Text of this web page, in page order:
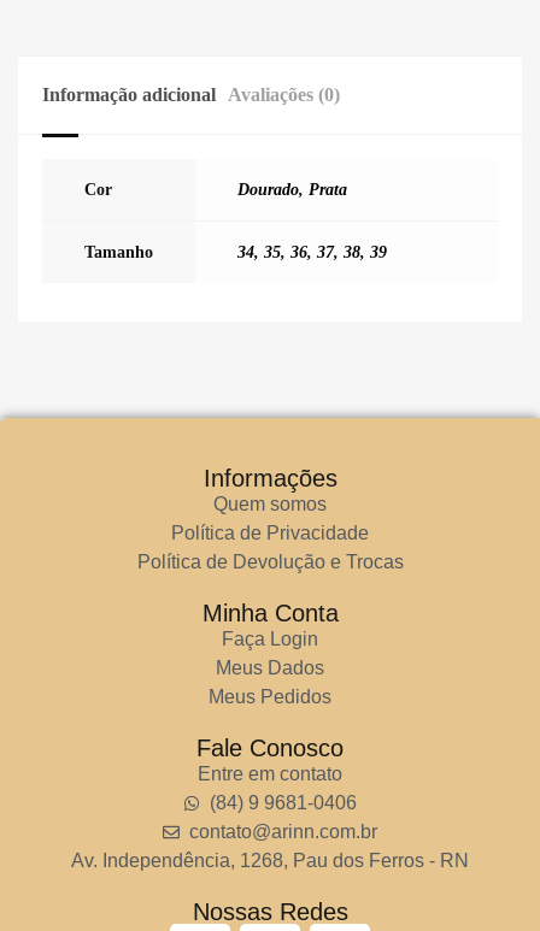
Informação adicional Avaliações (0)
Cor Dourado, Prata
Tamanho 34, 35, 36, 37, 38, 39
Informações
Quem somos
Política de Privacidade
Política de Devolução e Trocas
Minha Conta
Faça Login
Meus Dados
Meus Pedidos
Fale Conosco
Entre em contato
(84) 9 9681-0406
contato@arinn.com.br
Av. Independência, 1268, Pau dos Ferros - RN
Nossas Redes